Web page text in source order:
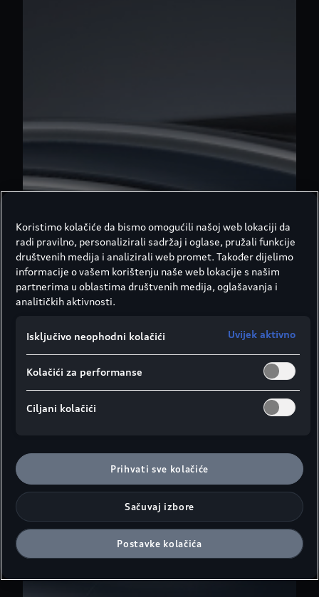
Koristimo kolačiće da bismo omogućili našoj web lokaciji da
radi pravilno, personalizirali sadržaj i oglase, pružali funkcije
društvenih medija i analizirali web promet. Također dijelimo
informacije o vašem korištenju naše web lokacije s našim
partnerima u oblastima društvenih medija, oglašavanja i
analitičkih aktivnosti.
Isključivo neophodni kolačići Uvijek aktivno
Kolačići za performanse
Ciljani kolačići
Prihvati sve kolačiće
Sačuvaj izbore
Postavke kolačića